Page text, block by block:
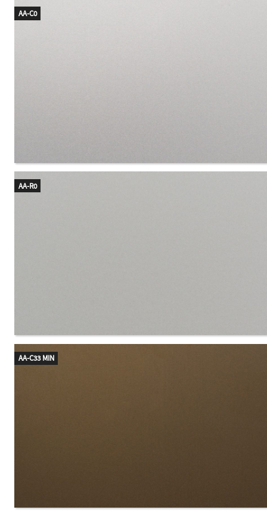
AA-C0
AA-R0
AA-C33 MIN